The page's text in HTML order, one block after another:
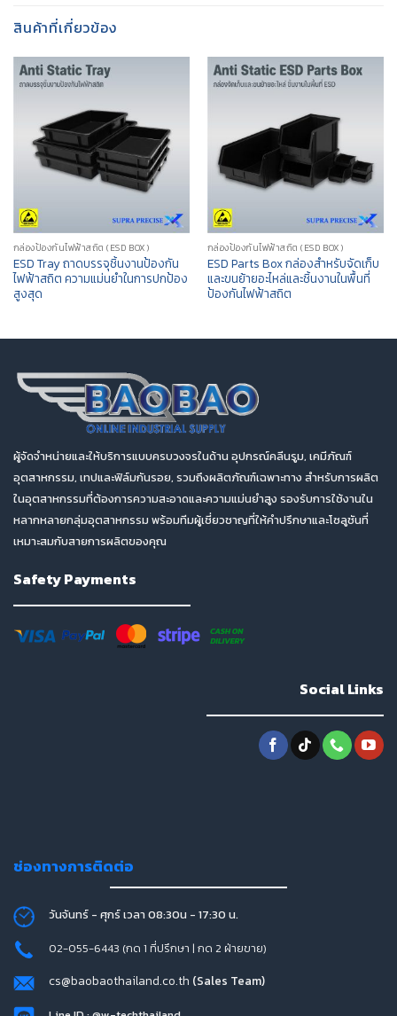
สินค้าที่เกี่ยวข้อง
กล่องป้องกันไฟฟ้าสถิต (ESD BOX)
ESD Tray ถาดบรรจุชิ้นงานป้องกัน
ไฟฟ้าสถิต ความแม่นยำในการปกป้อง
สูงสุด
กล่องป้องกันไฟฟ้าสถิต (ESD BOX)
ESD Parts Box กล่องสำหรับจัดเก็บ
และขนย้ายอะไหล่และชิ้นงานในพื้นที่
ป้องกันไฟฟ้าสถิต
ผู้จัดจำหน่ายและให้บริการแบบครบวงจรในด้าน อุปกรณ์คลีนรูม, เคมีภัณฑ์
อุตสาหกรรม, เทปและฟิล์มกันรอย, รวมถึงผลิตภัณฑ์เฉพาะทาง สำหรับการผลิต
ในอุตสาหกรรมที่ต้องการความสะอาดและความแม่นยำสูง รองรับการใช้งานใน
หลากหลายกลุ่มอุตสาหกรรม พร้อมทีมผู้เชี่ยวชาญที่ให้คำปรึกษาและโซลูชันที่
เหมาะสมกับสายการผลิตของคุณ
Safety Payments
Social Links
ช่องทางการติดต่อ
วันจันทร์ - ศุกร์ เวลา 08:30น - 17:30 น.
02-055-6443 (กด 1 ที่ปรึกษา | กด 2 ฝ่ายขาย)
cs@baobaothailand.co.th (Sales Team)